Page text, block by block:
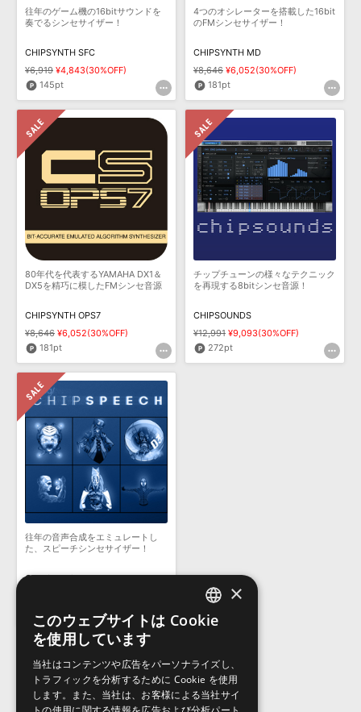
往年のゲーム機の16bitサウンドを
奏でるシンセサイザー！
CHIPSYNTH SFC
¥6,919 ¥4,843(30%OFF)
145pt
4つのオシレーターを搭載した16bit
のFMシンセサイザー！
CHIPSYNTH MD
¥8,646 ¥6,052(30%OFF)
181pt
80年代を代表するYAMAHA DX1＆
DX5を精巧に模したFMシンセ音源
CHIPSYNTH OPS7
¥8,646 ¥6,052(30%OFF)
181pt
チップチューンの様々なテクニック
を再現する8bitシンセ音源！
CHIPSOUNDS
¥12,991 ¥9,093(30%OFF)
272pt
往年の音声合成をエミュレートし
た、スピーチシンセサイザー！
CHIPSPEECH
ENGLISH
×
このウェブサイトは Cookie
を使用しています
当社はコンテンツや広告をパーソナライズし、
トラフィックを分析するために Cookie を使用
します。また、当社は、お客様による当社サイ